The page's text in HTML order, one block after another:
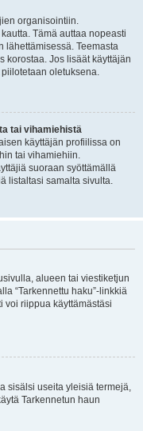
organisointiin.
Tämä auttaa nopeasti
lähettämisessä. Teemasta
korostaa. Jos lisäät käyttäjän
oletuksena.
tai vihamiehistä
käyttäjän profiilissa on
tai vihamiehiin.
suoraan syöttämällä
listaltasi samalta sivulta.
alueen tai viestiketjun
“Tarkennettu haku”-linkkiä
voi riippua käyttämästäsi
sisälsi useita yleisiä termejä,
Tarkennetun haun